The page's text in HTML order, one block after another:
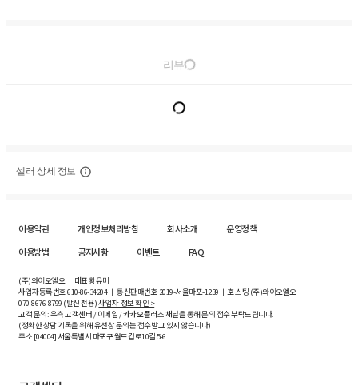
리뷰
셀러 상세 정보
이용약관 개인정보처리방침 회사소개
운영정책
이용방법
공지사항 이벤트 FAQ
(주)와이오엘오 ㅣ 대표 황유미
사업자등록번호610-86-34204ㅣ 통신판매번호 2019-서울마포-1239 ㅣ 호스팅 (주)와이오엘오
070-8676-8799 (발신 전용)사업자 정보 확인 >
고객 문의: 우측 고객센터 / 이메일 / 카카오플러스 채널을 통해 문의 접수 부탁드립니다.
(정확한 상담 기록을 위해 유선상 문의는 접수받고 있지 않습니다)
주소 [04004] 서울특별시 마포구 월드컵로10길5-6